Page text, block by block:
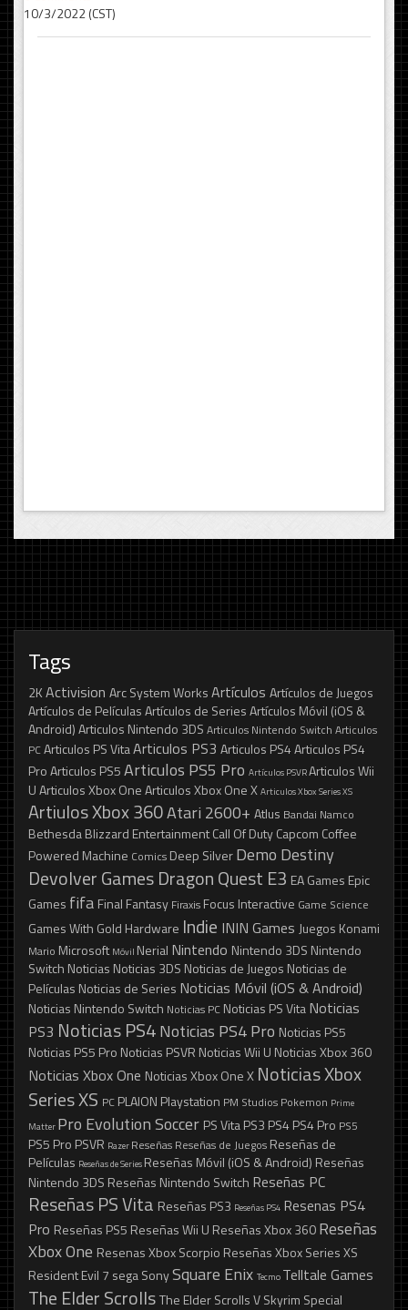
10/3/2022 (CST)
Tags
2KActivision Arc System WorksArtículos Artículos de Juegos
Artículos de PelículasArtículos de SeriesArtículos Móvil (iOS &
Android)Articulos Nintendo 3DS Articulos Nintendo Switch Articulos
PCArticulos PS VitaArticulos PS3 Articulos PS4Articulos PS4
ProArticulos PS5Articulos PS5 Pro Artículos PSVRArticulos Wii
UArticulos Xbox OneArticulos Xbox One X Articulos Xbox Series XS
Artiulos Xbox 360Atari 2600+ Atlus Bandai Namco
BethesdaBlizzard EntertainmentCall Of DutyCapcom Coffee
Powered Machine Comics Deep SilverDemo Destiny
Devolver GamesDragon Quest E3 EA Games Epic
Games fifa Final Fantasy Firaxis Focus Interactive Game Science
Games With Gold Hardware Indie ININ Games Juegos Konami
Mario Microsoft Móvil Nerial Nintendo Nintendo 3DS Nintendo
Switch Noticias Noticias 3DS Noticias de Juegos Noticias de
Películas Noticias de Series Noticias Móvil (iOS & Android)
Noticias Nintendo Switch Noticias PC Noticias PS VitaNoticias
PS3 Noticias PS4Noticias PS4 Pro Noticias PS5
Noticias PS5 Pro Noticias PSVR Noticias Wii U Noticias Xbox 360
Noticias Xbox One Noticias Xbox One X Noticias Xbox
Series XS PC PLAION Playstation PM Studios Pokemon Prime
Matter Pro Evolution Soccer PS VitaPS3 PS4 PS4 Pro PS5
PS5 Pro PSVR Razer Reseñas Reseñas de Juegos Reseñas de
Películas Reseñas de Series Reseñas Móvil (iOS & Android) Reseñas
Nintendo 3DS Reseñas Nintendo Switch Reseñas PC
Reseñas PS Vita Reseñas PS3 Reseñas PS4 Resenas PS4
Pro Reseñas PS5 Reseñas Wii U Reseñas Xbox 360Reseñas
Xbox One Resenas Xbox Scorpio Reseñas Xbox Series XS
Resident Evil 7 segaSonySquare Enix Tecmo Telltale Games
The Elder ScrollsThe Elder Scrolls V Skyrim Special